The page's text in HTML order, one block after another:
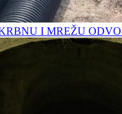
I MREŽU